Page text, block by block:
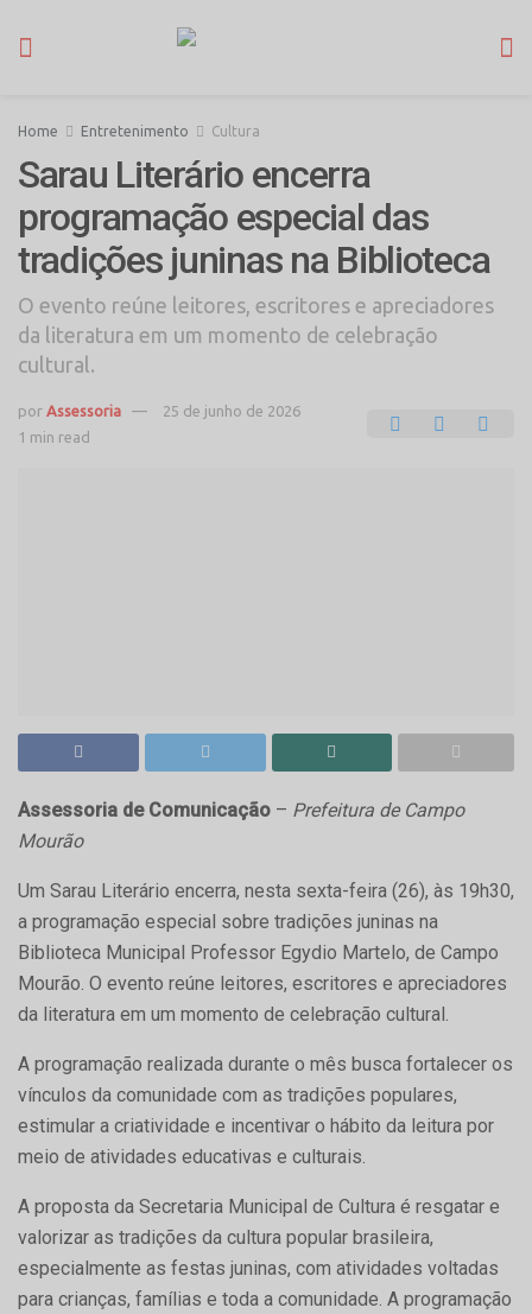
Home Entretenimento Cultura
Sarau Literário encerra
programação especial das
tradições juninas na Biblioteca
O evento reúne leitores, escritores e apreciadores
da literatura em um momento de celebração
cultural.
por Assessoria
25 de junho de 2026
1 min read
Assessoria de Comunicação – Prefeitura de Campo
Mourão
Um Sarau Literário encerra, nesta sexta-feira (26), às 19h30,
a programação especial sobre tradições juninas na
Biblioteca Municipal Professor Egydio Martelo, de Campo
Mourão. O evento reúne leitores, escritores e apreciadores
da literatura em um momento de celebração cultural.
A programação realizada durante o mês busca fortalecer os
vínculos da comunidade com as tradições populares,
estimular a criatividade e incentivar o hábito da leitura por
meio de atividades educativas e culturais.
A proposta da Secretaria Municipal de Cultura é resgatar e
valorizar as tradições da cultura popular brasileira,
especialmente as festas juninas, com atividades voltadas
para crianças, famílias e toda a comunidade. A programação